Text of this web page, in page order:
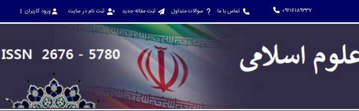
09216189337 تماس با ما سوالات متداول ثبت مقاله جدید ثبت نام در سایت ورود کاربران